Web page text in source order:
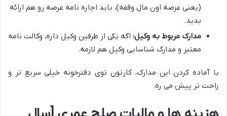
(یعنی عرصه اون مال وقفه)، باید اجاره نامه عرصه رو هم ارائه
بدید.
مدارک مربوط به وکیل: اگه یکی از طرفین وکیل داره، وکالت نامه
معتبر و مدارک شناسایی وکیل هم لازمه.
با آماده کردن این مدارک، کارتون توی دفترخونه خیلی سریع تر و
راحت تر پیش می ره.